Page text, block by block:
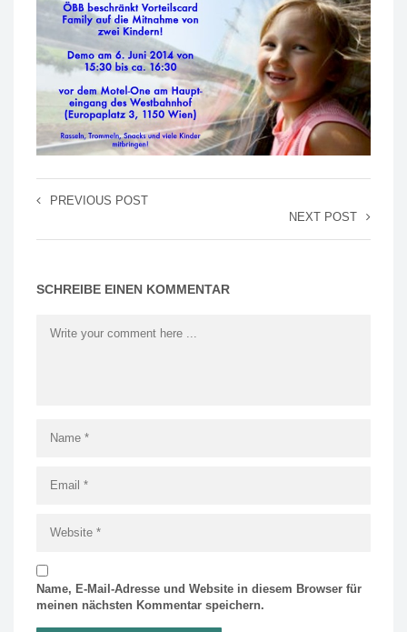
PREVIOUS POST
NEXT POST
SCHREIBE EINEN KOMMENTAR
Name, E-Mail-Adresse und Website in diesem Browser für
meinen nächsten Kommentar speichern.